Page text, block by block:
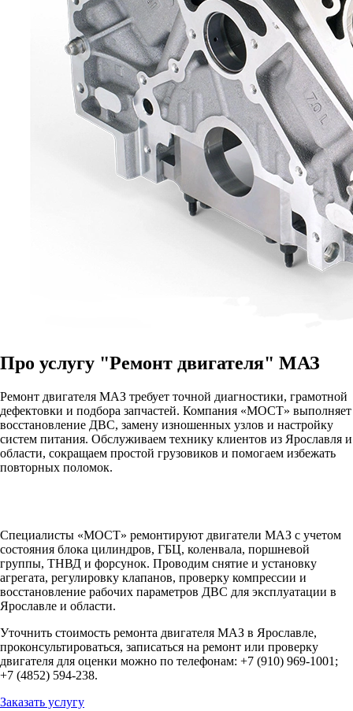
Про услугу "Ремонт двигателя" МАЗ
Ремонт двигателя МАЗ требует точной диагностики, грамотной
дефектовки и подбора запчастей. Компания «МОСТ» выполняет
восстановление ДВС, замену изношенных узлов и настройку
систем питания. Обслуживаем технику клиентов из Ярославля и
области, сокращаем простой грузовиков и помогаем избежать
повторных поломок.
Специалисты «МОСТ» ремонтируют двигатели МАЗ с учетом
состояния блока цилиндров, ГБЦ, коленвала, поршневой
группы, ТНВД и форсунок. Проводим снятие и установку
агрегата, регулировку клапанов, проверку компрессии и
восстановление рабочих параметров ДВС для эксплуатации в
Ярославле и области.
Уточнить стоимость ремонта двигателя МАЗ в Ярославле,
проконсультироваться, записаться на ремонт или проверку
двигателя для оценки можно по телефонам: +7 (910) 969-1001;
+7 (4852) 594-238.
Заказать услугу